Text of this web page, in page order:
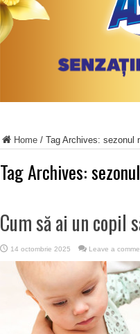
Home/ Tag Archives: sezonul
Tag Archives:
Cum să ai un copil
14 octombrie 2025 Leave a